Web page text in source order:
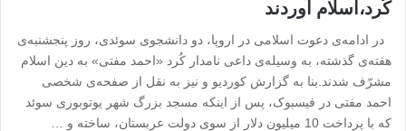
کُرد،اسلام آوردند
در ادامه‌ی دعوت اسلامی در اروپا، دو دانشجوی سوئدی، روز پنجشنبه‌ی
هفته‌ی گذشته،‌ به‌ وسیله‌ی داعی نامدار کُرد «احمد مفتی» به‌ دین اسلام
مشرّف شدند.بنا به‌ گزارش کوردیو و نیز به‌ نقل از صفحه‌ی شخصی
احمد مفتی در فیسبوک، پس از اینکه‌ مسجد بزرگ شهر یوتوبوری سوئد
که‌ با پرداخت 10 میلیون دلار از سوی دولت عربستان، ساخته‌ و …